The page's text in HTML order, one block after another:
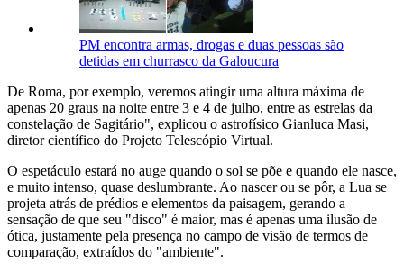
PM encontra armas, drogas e duas pessoas são
detidas em churrasco da Galoucura
De Roma, por exemplo, veremos atingir uma altura máxima de
apenas 20 graus na noite entre 3 e 4 de julho, entre as estrelas da
constelação de Sagitário", explicou o astrofísico Gianluca Masi,
diretor científico do Projeto Telescópio Virtual.
O espetáculo estará no auge quando o sol se põe e quando ele nasce,
e muito intenso, quase deslumbrante. Ao nascer ou se pôr, a Lua se
projeta atrás de prédios e elementos da paisagem, gerando a
sensação de que seu "disco" é maior, mas é apenas uma ilusão de
ótica, justamente pela presença no campo de visão de termos de
comparação, extraídos do "ambiente".